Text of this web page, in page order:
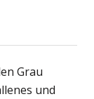
Grau
und